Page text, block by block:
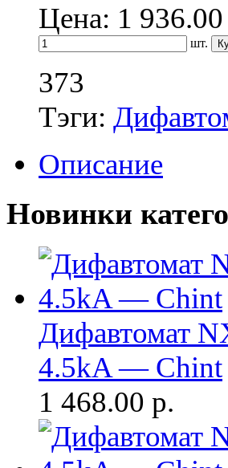
Цена: 1 936.00
шт.
373
Тэги:
Описание
Новинки
Дифавтомат
4.5kA — Chint
1 468.00 р.